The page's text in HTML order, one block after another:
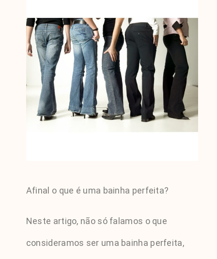
Afinal o que é uma bainha perfeita?
Neste artigo, não só falamos o que
consideramos ser uma bainha perfeita,